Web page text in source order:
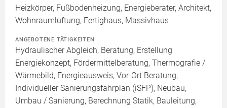
Heizkörper, Fußbodenheizung, Energieberater, Architekt,
Wohnraumlüftung, Fertighaus, Massivhaus
ANGEBOTENE TÄTIGKEITEN
Hydraulischer Abgleich, Beratung, Erstellung
Energiekonzept, Fördermittelberatung, Thermografie /
Wärmebild, Energieausweis, Vor-Ort Beratung,
Individueller Sanierungsfahrplan (iSFP), Neubau,
Umbau / Sanierung, Berechnung Statik, Bauleitung,